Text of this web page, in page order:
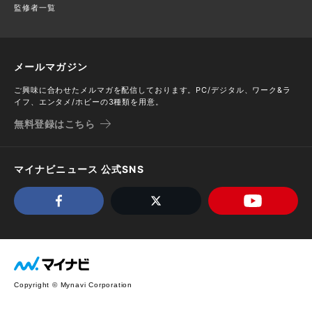
監修者一覧
メールマガジン
ご興味に合わせたメルマガを配信しております。PC/デジタル、ワーク&ラ
イフ、エンタメ/ホビーの3種類を用意。
無料登録はこちら
マイナビニュース 公式SNS
Copyright © Mynavi Corporation